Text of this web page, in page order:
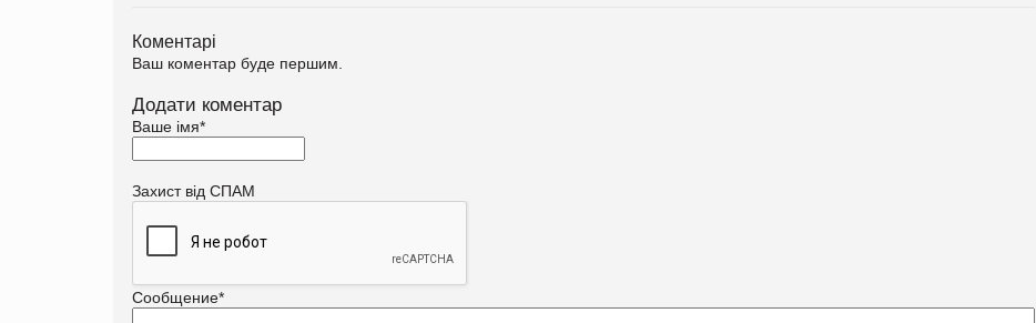
Коментарі
Ваш коментар буде першим.
Додати коментар
Ваше імя*
Захист від СПАМ
Сообщение*